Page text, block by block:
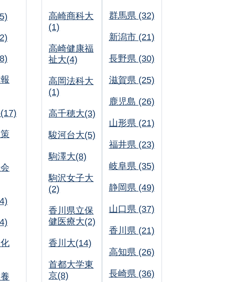
高崎商科大
(1)
高崎健康福
祉大(4)
高岡法科大
(1)
高千穂大(3)
駿河台大(5)
駒澤大(8)
駒沢女子大
(2)
香川県立保
健医療大(2)
香川大(14)
首都大学東
京(8)
群馬県 (32)
新潟市 (21)
長野県 (30)
滋賀県 (25)
鹿児島 (26)
山形県 (21)
福井県 (23)
岐阜県 (35)
静岡県 (49)
山口県 (37)
香川県 (21)
高知県 (26)
長崎県 (36)